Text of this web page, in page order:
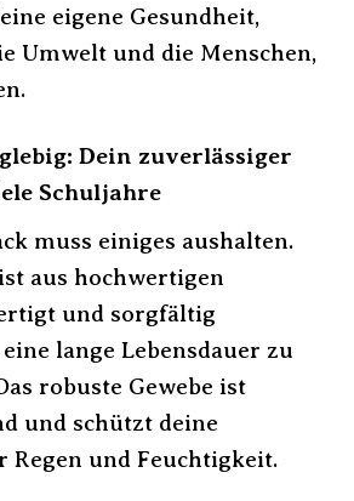
eigene Gesundheit,
Umwelt und die Menschen,
Dein zuverlässiger
Schuljahre
muss einiges aushalten.
aus hochwertigen
und sorgfältig
lange Lebensdauer zu
robuste Gewebe ist
und schützt deine
Regen und Feuchtigkeit.